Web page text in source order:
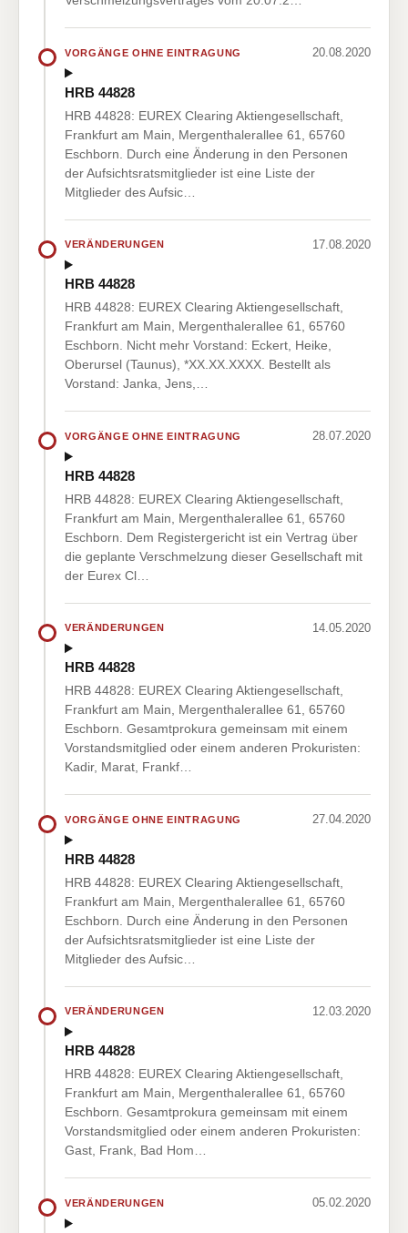
VORGÄNGE OHNE EINTRAGUNG 20.08.2020
HRB 44828
HRB 44828: EUREX Clearing Aktiengesellschaft,
Frankfurt am Main, Mergenthalerallee 61, 65760
Eschborn. Durch eine Änderung in den Personen
der Aufsichtsratsmitglieder ist eine Liste der
Mitglieder des Aufsic…
VERÄNDERUNGEN 17.08.2020
HRB 44828
HRB 44828: EUREX Clearing Aktiengesellschaft,
Frankfurt am Main, Mergenthalerallee 61, 65760
Eschborn. Nicht mehr Vorstand: Eckert, Heike,
Oberursel (Taunus), *XX.XX.XXXX. Bestellt als
Vorstand: Janka, Jens,…
VORGÄNGE OHNE EINTRAGUNG 28.07.2020
HRB 44828
HRB 44828: EUREX Clearing Aktiengesellschaft,
Frankfurt am Main, Mergenthalerallee 61, 65760
Eschborn. Dem Registergericht ist ein Vertrag über
die geplante Verschmelzung dieser Gesellschaft mit
der Eurex Cl…
VERÄNDERUNGEN 14.05.2020
HRB 44828
HRB 44828: EUREX Clearing Aktiengesellschaft,
Frankfurt am Main, Mergenthalerallee 61, 65760
Eschborn. Gesamtprokura gemeinsam mit einem
Vorstandsmitglied oder einem anderen Prokuristen:
Kadir, Marat, Frankf…
VORGÄNGE OHNE EINTRAGUNG 27.04.2020
HRB 44828
HRB 44828: EUREX Clearing Aktiengesellschaft,
Frankfurt am Main, Mergenthalerallee 61, 65760
Eschborn. Durch eine Änderung in den Personen
der Aufsichtsratsmitglieder ist eine Liste der
Mitglieder des Aufsic…
VERÄNDERUNGEN 12.03.2020
HRB 44828
HRB 44828: EUREX Clearing Aktiengesellschaft,
Frankfurt am Main, Mergenthalerallee 61, 65760
Eschborn. Gesamtprokura gemeinsam mit einem
Vorstandsmitglied oder einem anderen Prokuristen:
Gast, Frank, Bad Hom…
VERÄNDERUNGEN 05.02.2020